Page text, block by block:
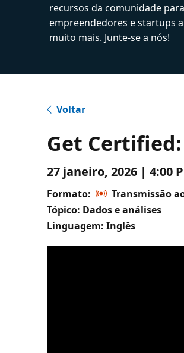
recursos da comunidade
empreendedores e startups
muito mais. Junte-se a nós!
Voltar
Get
27 janeiro, 2026 | 4:00
Formato:
Transmissão
Tópico: Dados e análises
Linguagem: Inglês